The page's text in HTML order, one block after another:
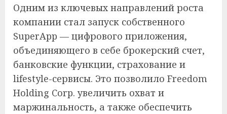
Одним из ключевых направлений роста
компании стал запуск собственного
SuperApp — цифрового приложения,
объединяющего в себе брокерский счет,
банковские функции, страхование и
lifestyle-сервисы. Это позволило Freedom
Holding Corp. увеличить охват и
маржинальность, а также обеспечить